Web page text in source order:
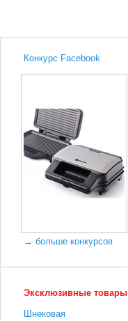
Конкурс Facebook
→ больше конкурсов
Эксклюзивные товары
Шнековая